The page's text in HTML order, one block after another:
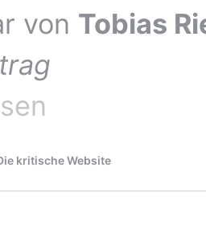
von Tobias
kritische Website